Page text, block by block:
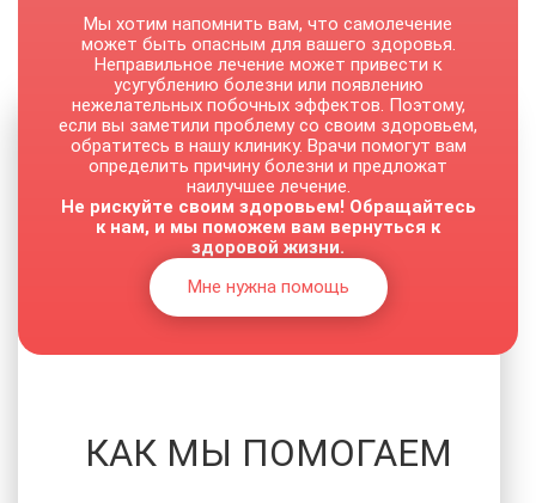
Мы хотим напомнить вам, что самолечение
может быть опасным для вашего здоровья.
Неправильное лечение может привести к
усугублению болезни или появлению
нежелательных побочных эффектов. Поэтому,
если вы заметили проблему со своим здоровьем,
обратитесь в нашу клинику. Врачи помогут вам
определить причину болезни и предложат
наилучшее лечение.
Не рискуйте своим здоровьем! Обращайтесь
к нам, и мы поможем вам вернуться к
здоровой жизни.
Мне нужна помощь
КАК МЫ ПОМОГАЕМ